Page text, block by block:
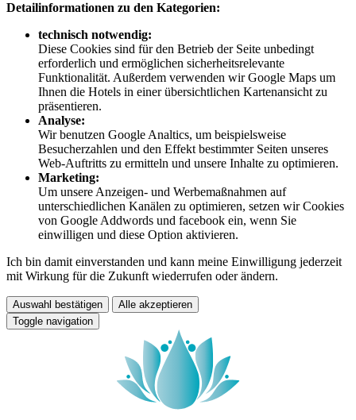
Detailinformationen zu den Kategorien:
technisch notwendig:
Diese Cookies sind für den Betrieb der Seite unbedingt
erforderlich und ermöglichen sicherheitsrelevante
Funktionalität. Außerdem verwenden wir Google Maps um
Ihnen die Hotels in einer übersichtlichen Kartenansicht zu
präsentieren.
Analyse:
Wir benutzen Google Analtics, um beispielsweise
Besucherzahlen und den Effekt bestimmter Seiten unseres
Web-Auftritts zu ermitteln und unsere Inhalte zu optimieren.
Marketing:
Um unsere Anzeigen- und Werbemaßnahmen auf
unterschiedlichen Kanälen zu optimieren, setzen wir Cookies
von Google Addwords und facebook ein, wenn Sie
einwilligen und diese Option aktivieren.
Ich bin damit einverstanden und kann meine Einwilligung jederzeit
mit Wirkung für die Zukunft wiederrufen oder ändern.
Auswahl bestätigen
Alle akzeptieren
Toggle navigation